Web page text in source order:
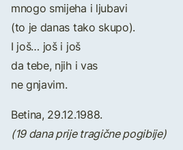
mnogo smijeha i ljubavi
(to je danas tako skupo).
I još… još i još
da tebe, njih i vas
ne gnjavim.
Betina, 29.12.1988.
(19 dana prije tragične pogibije)